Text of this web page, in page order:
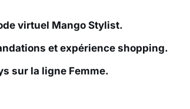
virtuel Mango Stylist.
et expérience shopping.
sur la ligne Femme.